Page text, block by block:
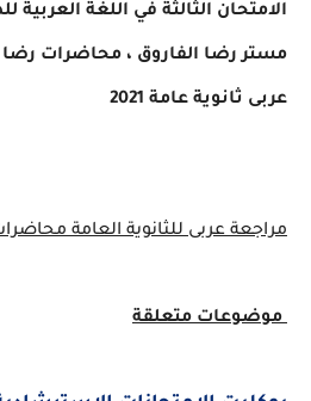
عربى ثانوية عامة 2021
مراجعة عربى للثانوية العامة محاضرات
موضوعات متعلقة